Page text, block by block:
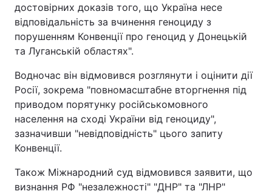
достовірних доказів того, що Україна несе
відповідальність за вчинення геноциду з
порушенням Конвенції про геноцид у Донецькій
та Луганській областях".
Водночас він відмовився розглянути і оцінити дії
Росії, зокрема "повномасштабне вторгнення під
приводом порятунку російськомовного
населення на сході України від геноциду",
зазначивши "невідповідність" цього запиту
Конвенції.
Також Міжнародний суд відмовився заявити, що
визнання РФ "незалежності" "ДНР" та "ЛНР"